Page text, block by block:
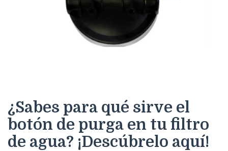
¿Sabes para qué sirve el
botón de purga en tu filtro
de agua? ¡Descúbrelo aquí!